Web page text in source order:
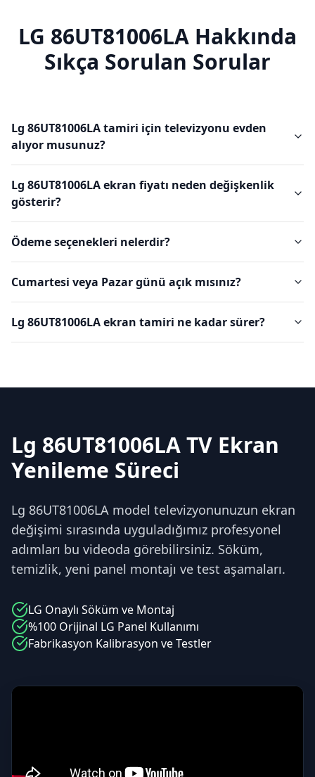
LG 86UT81006LA Hakkında
Sıkça Sorulan Sorular
Lg 86UT81006LA tamiri için televizyonu evden
alıyor musunuz?
Lg 86UT81006LA ekran fiyatı neden değişkenlik
gösterir?
Ödeme seçenekleri nelerdir?
Cumartesi veya Pazar günü açık mısınız?
Lg 86UT81006LA ekran tamiri ne kadar sürer?
Lg 86UT81006LA TV Ekran
Yenileme Süreci
Lg 86UT81006LA model televizyonunuzun ekran
değişimi sırasında uyguladığımız profesyonel
adımları bu videoda görebilirsiniz. Söküm,
temizlik, yeni panel montajı ve test aşamaları.
LG Onaylı Söküm ve Montaj
%100 Orijinal LG Panel Kullanımı
Fabrikasyon Kalibrasyon ve Testler